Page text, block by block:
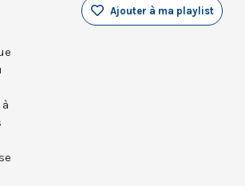
Ajouter à ma playlist